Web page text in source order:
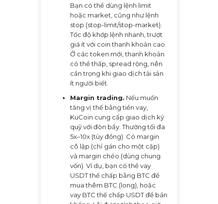
Bạn có thể dùng lệnh limit
hoặc market, cũng như lệnh
stop (stop-limit/stop-market).
Tốc độ khớp lệnh nhanh, trượt
giá ít với coin thanh khoản cao.
Ở các token mới, thanh khoản
có thể thấp, spread rộng, nên
cẩn trọng khi giao dịch tài sản
ít người biết.
Margin trading. Nếu muốn
tăng vị thế bằng tiền vay,
KuCoin cung cấp giao dịch ký
quỹ với đòn bẩy. Thường tối đa
5x–10x (tùy đồng). Có margin
cô lập (chỉ gán cho một cặp)
và margin chéo (dùng chung
vốn). Ví dụ, bạn có thể vay
USDT thế chấp bằng BTC để
mua thêm BTC (long), hoặc
vay BTC thế chấp USDT để bán